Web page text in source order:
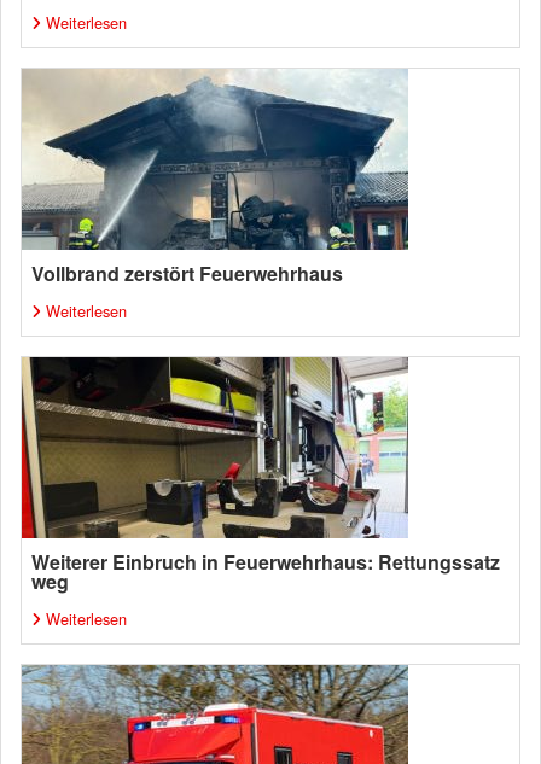
Weiterlesen
Vollbrand zerstört Feuerwehrhaus
Weiterlesen
Weiterer Einbruch in Feuerwehrhaus: Rettungssatz
weg
Weiterlesen